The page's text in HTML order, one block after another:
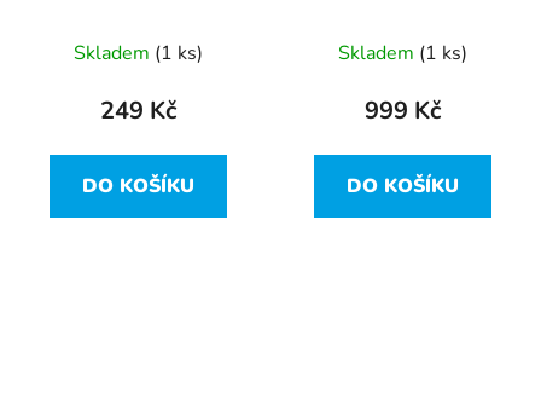
001
Skladem (1 ks)
249 Kč
DO KOŠÍKU
9995624-033.A00G
Skladem (1 ks)
999 Kč
DO KOŠÍKU